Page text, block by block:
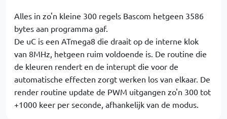
Alles in zo'n kleine 300 regels Bascom hetgeen 3586
bytes aan programma gaf.
De uC is een ATmega8 die draait op de interne klok
van 8MHz, hetgeen ruim voldoende is. De routine die
de kleuren rendert en de interupt die voor de
automatische effecten zorgt werken los van elkaar. De
render routine update de PWM uitgangen zo'n 300 tot
+1000 keer per seconde, afhankelijk van de modus.